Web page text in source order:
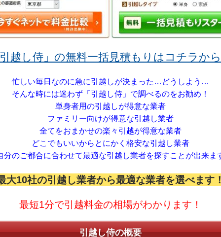
越し侍」の無料一括見積もりはコチラか
忙しい毎日なのに急に引越しが決まった…どうしよう…
そんな時には迷わず「引越し侍」で調べるのをお勧め！
単身者用の引越しが得意な業者
ファミリー向けが得意な引越し業者
全てをおまかせの楽々引越が得意な業者
どこでもいいからとにかく格安な引越し業者
分のご都合に合わせて最適な引越し業者を探すことが出来ま
大10社の引越し業者から最適な業者を選べます
最短1分で引越料金の相場がわかります！
引越し侍の概要